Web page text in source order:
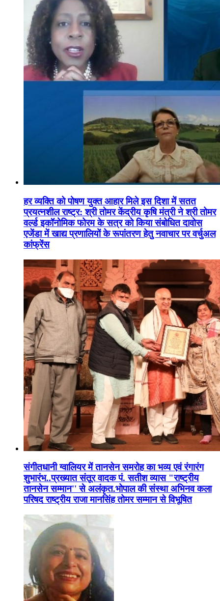
हर व्यक्ति को पोषण युक्त आहार मिले इस दिशा में सतत
प्रयत्नशील राष्ट्र: श्री तोमर केंद्रीय कृषि मंत्री ने श्री तोमर
वर्ल्ड इकॉनोमिक फोरम के सत्र को किया संबोधित दावोस
एजेंडा में खाद्य प्रणालियों के रूपांतरण हेतु नवाचार पर वर्चुअल
कांफ्रेंस
संगीतधानी ग्वालियर में तानसेन समरोह का भव्य एवं रंगारंग
शुभारंभ..प्रख्यात संतूर वादक पं. सतीश व्यास "राष्ट्रीय
तानसेन सम्मान'' से अलंकृत.भोपाल की संस्था अभिनव कला
परिषद राष्ट्रीय राजा मानसिंह तोमर सम्मान से विभूषित